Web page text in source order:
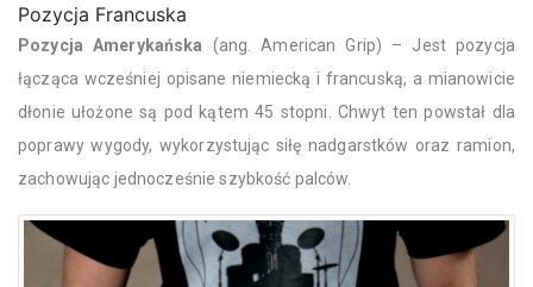
Pozycja Francuska
Pozycja Amerykańska (ang. American Grip) – Jest pozycja
łącząca wcześniej opisane niemiecką i francuską, a mianowicie
dłonie ułożone są pod kątem 45 stopni. Chwyt ten powstał dla
poprawy wygody, wykorzystując siłę nadgarstków oraz ramion,
zachowując jednocześnie szybkość palców.